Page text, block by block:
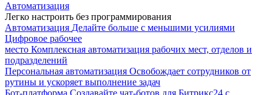
Автоматизация
Легко настроить без программирования
Автоматизация Делайте больше с меньшими усилиями
Цифровое рабочее
место Комплексная автоматизация рабочих мест, отделов и
подразделений
Персональная автоматизация Освобождает сотрудников от
рутины и ускоряет выполнение задач
Бот-платформа Создавайте чат-ботов для Битрикс24 с